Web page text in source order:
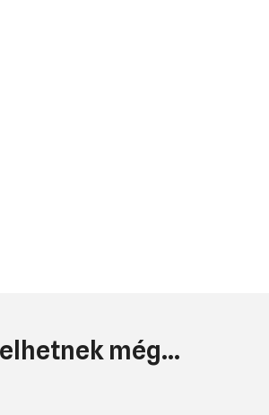
még...